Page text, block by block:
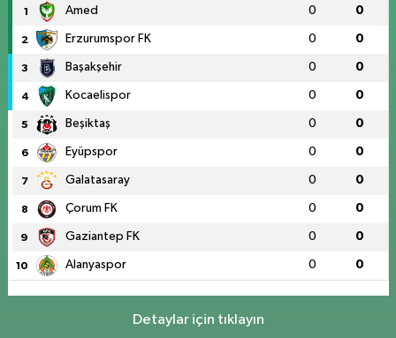
1 Amed 0 0
2 Erzurumspor FK 0 0
3 Başakşehir 0 0
4 Kocaelispor 0 0
5 Beşiktaş 0 0
6 Eyüpspor 0 0
7 Galatasaray 0 0
8 Çorum FK 0 0
9 Gaziantep FK 0 0
10 Alanyaspor 0 0
Detaylar için tıklayın